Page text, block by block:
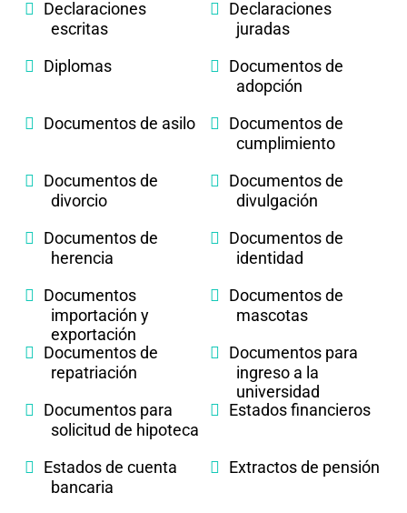
Declaraciones
escritas
Declaraciones
juradas
Diplomas
Documentos de
adopción
Documentos de asilo
Documentos de
cumplimiento
Documentos de
divorcio
Documentos de
divulgación
Documentos de
herencia
Documentos de
identidad
Documentos
importación y
exportación
Documentos de
mascotas
Documentos de
repatriación
Documentos para
ingreso a la
universidad
Documentos para
solicitud de hipoteca
Estados financieros
Estados de cuenta
bancaria
Extractos de pensión